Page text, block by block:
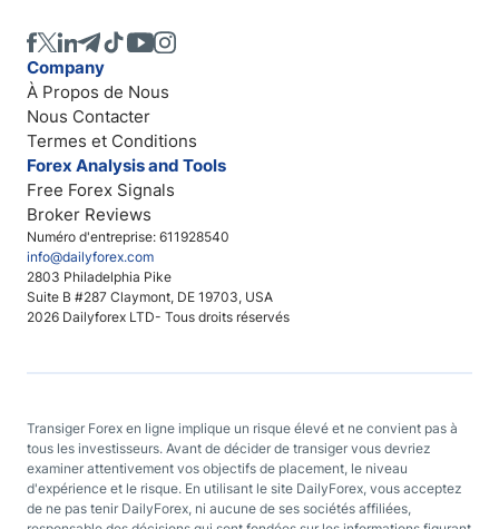
Numéro d'entreprise: 611928540
info@dailyforex.com
2803 Philadelphia Pike
Suite B #287 Claymont, DE 19703, USA
2026 Dailyforex LTD- Tous droits réservés
Company
À Propos de Nous
Nous Contacter
Termes et Conditions
Forex Analysis and Tools
Free Forex Signals
Broker Reviews
Transiger Forex en ligne implique un risque élevé et ne convient pas à
tous les investisseurs. Avant de décider de transiger vous devriez
examiner attentivement vos objectifs de placement, le niveau
d'expérience et le risque. En utilisant le site DailyForex, vous acceptez
de ne pas tenir DailyForex, ni aucune de ses sociétés affiliées,